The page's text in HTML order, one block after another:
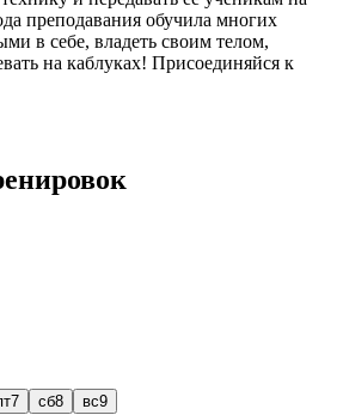
преподавания обучила многих
в себе, владеть своим телом,
на каблуках! Присоединяйся к
7 сб8 вс9